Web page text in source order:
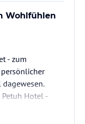
Wohlfühlen
- zum
Petuh Hotel -